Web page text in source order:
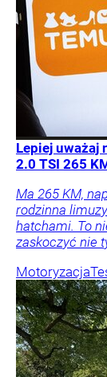
Lepiej uważaj
2.0 TSI 265
Ma 265 KM,
rodzinna
hatchami. To
zaskoczyć nie
Motoryzacja